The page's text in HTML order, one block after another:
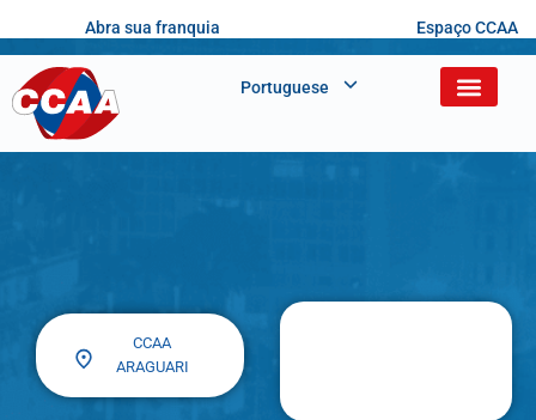
Abra sua franquia Espaço CCAA
Portuguese
CCAA
ARAGUARI